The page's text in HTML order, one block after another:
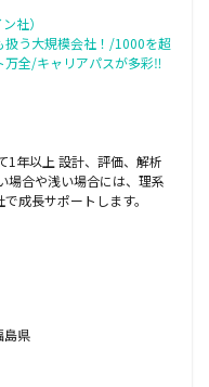
社）
扱う大規模会社！/1000を超
万全/キャリアパスが多彩‼
1年以上 設計、評価、解析
合や浅い場合には、理系
成長サポートします。
島県